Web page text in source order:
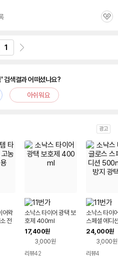
관
1
색결과 어떠셨나요?
아쉬워요
광고
어왁
전
소낙스 타이어 광택 보
호제 400ml
17,400원
3,000원
리뷰42
소낙스 타이
스페셜 에디
변색방지 광
24,000원
3,000원
리뷰4